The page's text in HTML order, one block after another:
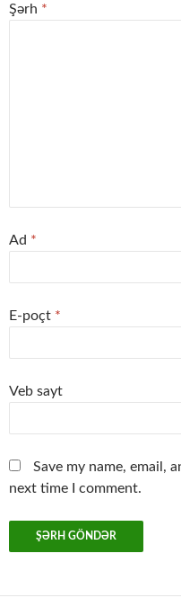
Şərh *
Ad *
E-poçt *
Veb sayt
Save my name, email,
next time I comment.